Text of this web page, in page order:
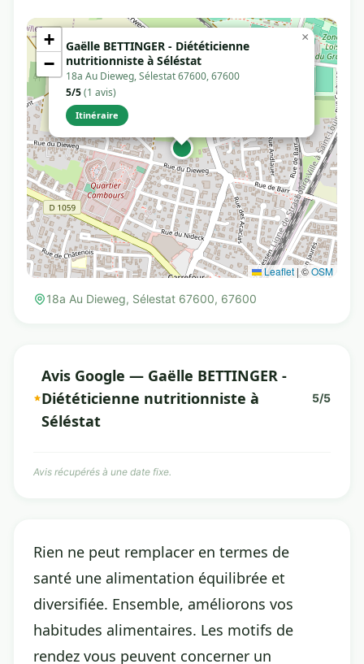
Gaëlle BETTINGER - Diététicienne
nutritionniste à Séléstat
18a Au Dieweg, Sélestat 67600, 67600
5/5(1 avis)
Itinéraire
×
+
−
Leaflet |©OSM
18a Au Dieweg, Sélestat 67600, 67600
Avis Google — Gaëlle BETTINGER -
Diététicienne nutritionniste à
Séléstat
5/5
Avis récupérés à une date fixe.
Rien ne peut remplacer en termes de
santé une alimentation équilibrée et
diversifiée. Ensemble, améliorons vos
habitudes alimentaires. Les motifs de
rendez vous peuvent concerner un